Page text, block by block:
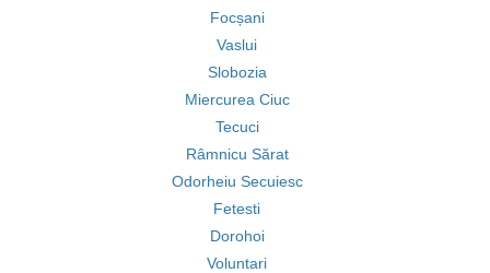
Focșani
Vaslui
Slobozia
Miercurea Ciuc
Tecuci
Râmnicu Sărat
Odorheiu Secuiesc
Fetesti
Dorohoi
Voluntari